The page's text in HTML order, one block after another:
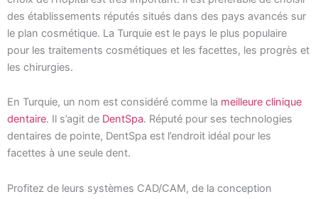
des établissements réputés situés dans des pays avancés sur
le plan cosmétique. La Turquie est le pays le plus populaire
pour les traitements cosmétiques et les facettes, les progrès et
les chirurgies.
En Turquie, un nom est considéré comme la meilleure clinique
dentaire. Il s’agit de DentSpa. Réputé pour ses technologies
dentaires de pointe, DentSpa est l’endroit idéal pour les
facettes à une seule dent.
Profitez de leurs systèmes CAD/CAM, de la conception